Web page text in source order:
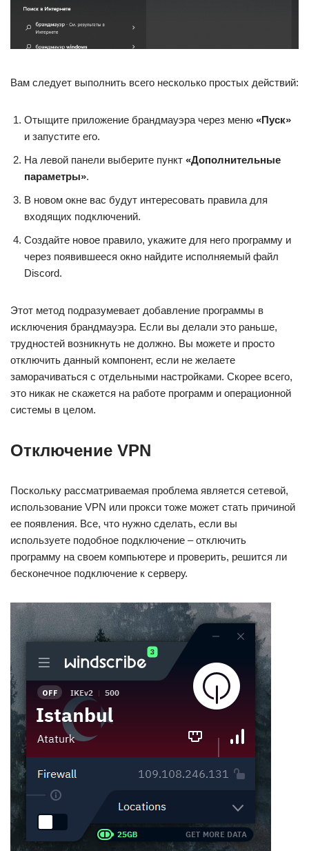
Вам следует выполнить всего несколько простых действий:
Отыщите приложение брандмауэра через меню «Пуск»
и запустите его.
На левой панели выберите пункт «Дополнительные
параметры».
В новом окне вас будут интересовать правила для
входящих подключений.
Создайте новое правило, укажите для него программу и
через появившееся окно найдите исполняемый файл
Discord.
Этот метод подразумевает добавление программы в
исключения брандмауэра. Если вы делали это раньше,
трудностей возникнуть не должно. Вы можете и просто
отключить данный компонент, если не желаете
заморачиваться с отдельными настройками. Скорее всего,
это никак не скажется на работе программ и операционной
системы в целом.
Отключение VPN
Поскольку рассматриваемая проблема является сетевой,
использование VPN или прокси тоже может стать причиной
ее появления. Все, что нужно сделать, если вы
используете подобное подключение – отключить
программу на своем компьютере и проверить, решится ли
бесконечное подключение к серверу.